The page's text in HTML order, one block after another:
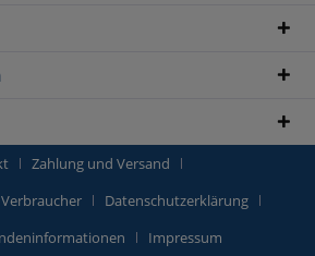
Zahlung und Versand
Datenschutzerklärung
Impressum